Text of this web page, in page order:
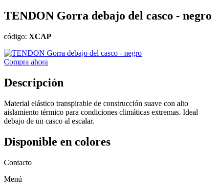
TENDON Gorra debajo del casco - negro
código: XCAP
Compra ahora
Descripción
Material elástico transpirable de construcción suave con alto
aislamiento térmico para condiciones climáticas extremas. Ideal
debajo de un casco al escalar.
Disponible en colores
Contacto
Menú